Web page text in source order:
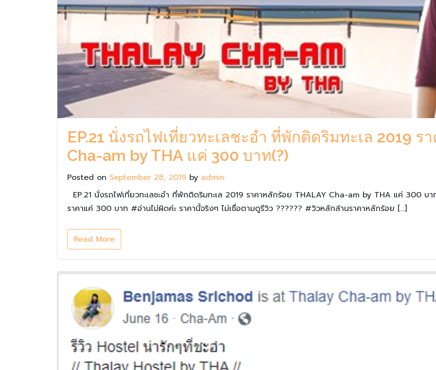
EP.21 นั่งรถไฟเที่ยวทะเลชะอำ ที่พักติดริมทะเล 2019 ร
Cha-am by THA แค่ 300 บาท(?)
Posted on September 28, 2019 by admin
EP.21 นั่งรถไฟเที่ยวทะเลชะอำ ที่พักติดริมทะเล 2019 ราคาหลักร้อย THALAY Cha-am by THA แค่ 300
ราคาแค่ 300 บาท #อ่านไม่ผิดค่ะ ราคานี้จริงๆ ไม่เชื่อตามดูรีวิว ?????? #วิวหลักล้านราคาหลักร้อย […]
Read More